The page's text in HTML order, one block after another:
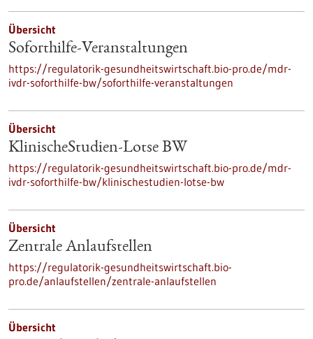
Übersicht
Soforthilfe-Veranstaltungen
https://regulatorik-gesundheitswirtschaft.bio-pro.de/mdr-
ivdr-soforthilfe-bw/soforthilfe-veranstaltungen
Übersicht
KlinischeStudien-Lotse BW
https://regulatorik-gesundheitswirtschaft.bio-pro.de/mdr-
ivdr-soforthilfe-bw/klinischestudien-lotse-bw
Übersicht
Zentrale Anlaufstellen
https://regulatorik-gesundheitswirtschaft.bio-
pro.de/anlaufstellen/zentrale-anlaufstellen
Übersicht